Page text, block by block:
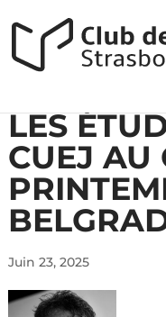
LES
CUEJ AU
Juin 23, 2025